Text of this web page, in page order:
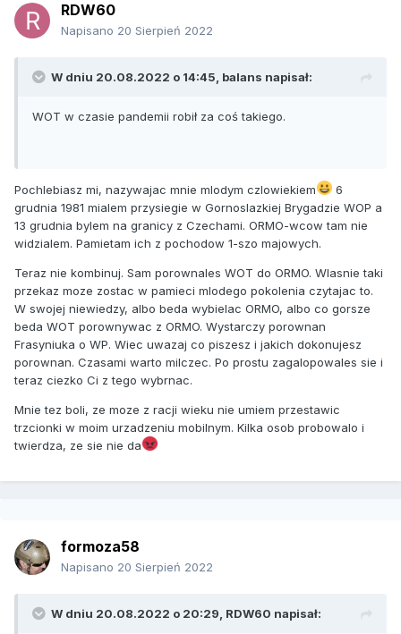
RDW60
Napisano 20 Sierpień 2022
W dniu 20.08.2022 o 14:45, balans napisał:
WOT w czasie pandemii robił za coś takiego.
Pochlebiasz mi, nazywajac mnie mlodym czlowiekiem
6
grudnia 1981 mialem przysiegie w Gornoslazkiej Brygadzie WOP a
13 grudnia bylem na granicy z Czechami. ORMO-wcow tam nie
widzialem. Pamietam ich z pochodow 1-szo majowych.
Teraz nie kombinuj. Sam porownales WOT do ORMO. Wlasnie taki
przekaz moze zostac w pamieci mlodego pokolenia czytajac to.
W swojej niewiedzy, albo beda wybielac ORMO, albo co gorsze
beda WOT porownywac z ORMO. Wystarczy porownan
Frasyniuka o WP. Wiec uwazaj co piszesz i jakich dokonujesz
porownan. Czasami warto milczec. Po prostu zagalopowales sie i
teraz ciezko Ci z tego wybrnac.
Mnie tez boli, ze moze z racji wieku nie umiem przestawic
trzcionki w moim urzadzeniu mobilnym. Kilka osob probowalo i
twierdza, ze sie nie da
formoza58
Napisano 20 Sierpień 2022
W dniu 20.08.2022 o 20:29, RDW60 napisał: